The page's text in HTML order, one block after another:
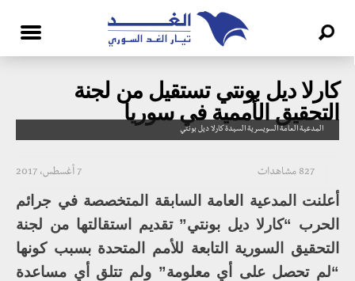
كارلا ديل بونتي تستقيل من لجنة
التحقيق الأممية في سوريا
المدعية العامة السويسرية السيدة كارلا ديل بونتي
7 أغسطس، 2017 827 مشاهدات
أعلنت المدعية العامة السابقة المتخصصة في جرائم
الحرب “كارلا ديل بونتي” تقديم استقالتها من لجنة
التحقيق السورية التابعة للأمم المتحدة بسبب كونها
“لم تحصل على أي معلومة” ولم تتلق أي مساعدة